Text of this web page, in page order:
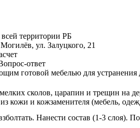
территории РБ
ул. Залуцкого, 21
ответ
готовой мебелью для
сколов, царапин и трещин на
кожи и кожзаменителя (мебель,
Нанести состав (1-3 слоя).